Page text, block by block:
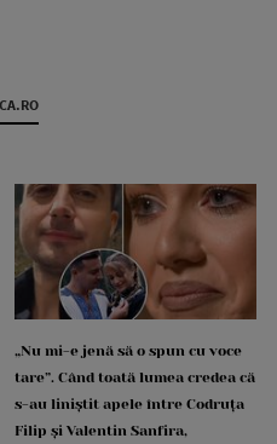
„Nu mi-e jenă să o spun cu voce
tare”. Când toată lumea credea că
s-au liniștit apele între Codruța
Filip și Valentin Sanfira,